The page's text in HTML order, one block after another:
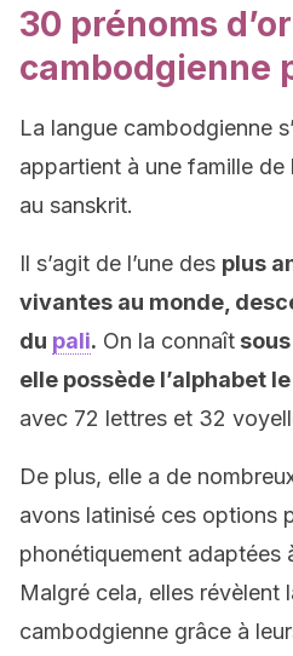
30 prénoms
cambodgienne
La langue cambodgienne
appartient à une famille de
au sanskrit.
Il s’agit de l’une des plus
vivantes au monde,
du pali. On la connaît
elle possède l’alphabet
avec 72 lettres et 32
De plus, elle a de
avons latinisé ces options
phonétiquement adaptées
Malgré cela, elles révèlent
cambodgienne grâce à